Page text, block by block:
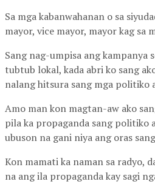
Sa mga kabanwahanan o sa
mayor, vice mayor, mayor kag sa
Sang nag-umpisa ang kampanya
tubtub lokal, kada abri ko sang
nalang hitsura sang mga politiko
Amo man kon magtan-aw ako
pila ka propaganda sang politiko
ubuson na gani niya ang oras
Kon mamati ka naman sa radyo,
na ang ila propaganda kay sagi